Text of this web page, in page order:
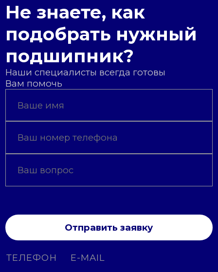
Не знаете, как
подобрать нужный
подшипник?
Наши специалисты всегда готовы
Вам помочь
Отправить заявку
ТЕЛЕФОН E-MAIL